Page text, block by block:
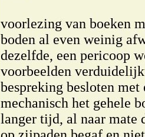
voorlezing van boeken
boden al even weinig
dezelfde, een pericoop
voorbeelden
bespreking besloten
mechanisch het gehele
langer tijd, al naar mate